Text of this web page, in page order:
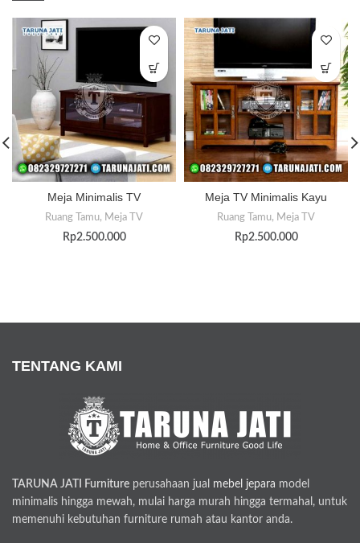
Meja Minimalis TV
Ruang Tamu, Meja TV
Rp2.500.000
Meja TV Minimalis Kayu
Ruang Tamu, Meja TV
Rp2.500.000
TENTANG KAMI
TARUNA JATI Furniture perusahaan jual mebel jepara model
minimalis hingga mewah, mulai harga murah hingga termahal, untuk
memenuhi kebutuhan furniture rumah atau kantor anda.